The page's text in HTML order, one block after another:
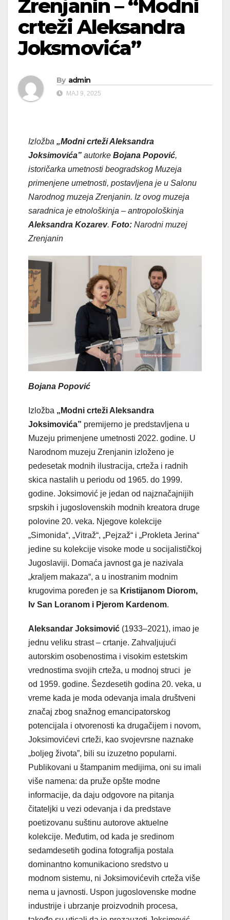
Zrenjanin – “Modni
crteži Aleksandra
Joksmovića”
By admin
МАЈ 9, 2025
Izložba „Modni crteži Aleksandra
Joksimovića” autorke Bojana Popović,
istoričarka umetnosti beogradskog Muzeja
primenjene umetnosti, postavljena je u Salonu
Narodnog muzeja Zrenjanin. Iz ovog muzeja
saradnica je etnološkinja – antropološkinja
Aleksandra Kozarev. Foto: Narodni muzej
Zrenjanin
Bojana Popović
Izložba „Modni crteži Aleksandra
Joksimovića” premijerno je predstavlјena u
Muzeju primenjene umetnosti 2022. godine. U
Narodnom muzeju Zrenjanin izloženo je
pedesetak modnih ilustracija, crteža i radnih
skica nastalih u periodu od 1965. do 1999.
godine. Joksimović je jedan od najznačajnijih
srpskih i jugoslovenskih modnih kreatora druge
polovine 20. veka. Nјegove kolekcije
„Simonida“, „Vitraž“, „Pejzaž“ i „Prokleta Jerina“
jedine su kolekcije visoke mode u socijalističkoj
Jugoslaviji. Domaća javnost ga je nazivala
„kralјem makaza“, a u inostranim modnim
krugovima poređen je sa Kristijanom Diorom,
Iv San Loranom i Pjerom Kardenom.
Aleksandar Joksimović (1933–2021), imao je
jednu veliku strast – crtanje. Zahvalјujući
autorskim osobenostima i visokim estetskim
vrednostima svojih crteža, u modnoj struci je
od 1959. godine. Šezdesetih godina 20. veka, u
vreme kada je moda odevanja imala društveni
značaj zbog snažnog emancipatorskog
potencijala i otvorenosti ka drugačijem i novom,
Joksimovićevi crteži, kao svojevrsne naznake
„bolјeg života”, bili su izuzetno popularni.
Publikovani u štampanim medijima, oni su imali
više namena: da pruže opšte modne
informacije, da daju odgovore na pitanja
čitatelјki u vezi odevanja i da predstave
poetizovanu suštinu autorove aktuelne
kolekcije. Međutim, od kada je sredinom
sedamdesetih godina fotografija postala
dominantno komunikaciono sredstvo u
modnom sistemu, ni Joksimovićevih crteža više
nema u javnosti. Uspon jugoslovenske modne
industrije i ubrzanje proizvodnih procesa,